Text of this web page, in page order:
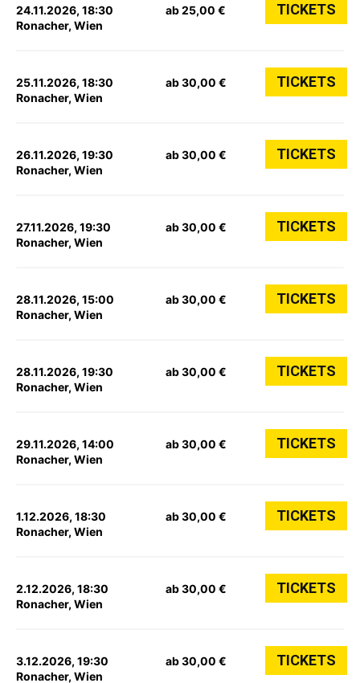
24.11.2026, 18:30
Ronacher, Wien
ab 25,00 € TICKETS
25.11.2026, 18:30
Ronacher, Wien
ab 30,00 € TICKETS
26.11.2026, 19:30
Ronacher, Wien
ab 30,00 € TICKETS
27.11.2026, 19:30
Ronacher, Wien
ab 30,00 € TICKETS
28.11.2026, 15:00
Ronacher, Wien
ab 30,00 € TICKETS
28.11.2026, 19:30
Ronacher, Wien
ab 30,00 € TICKETS
29.11.2026, 14:00
Ronacher, Wien
ab 30,00 € TICKETS
1.12.2026, 18:30
Ronacher, Wien
ab 30,00 € TICKETS
2.12.2026, 18:30
Ronacher, Wien
ab 30,00 € TICKETS
3.12.2026, 19:30
Ronacher, Wien
ab 30,00 € TICKETS